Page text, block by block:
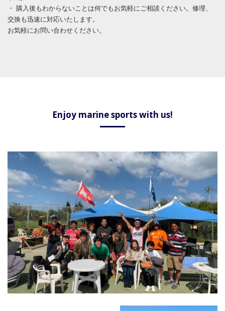
・ 購入後もわからないことは何でもお気軽にご相談ください。修理、
交換も迅速に対応いたします。
​​​​​​​お気軽にお問い合わせください。
Enjoy marine sports with us!